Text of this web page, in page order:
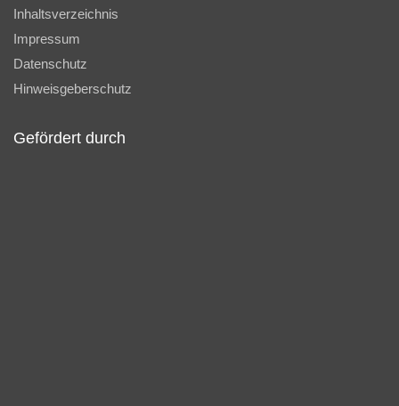
Inhaltsverzeichnis
Impressum
Datenschutz
Hinweisgeberschutz
Gefördert durch